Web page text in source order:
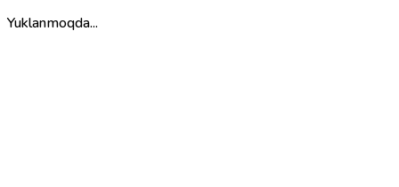
Yuklanmoqda...